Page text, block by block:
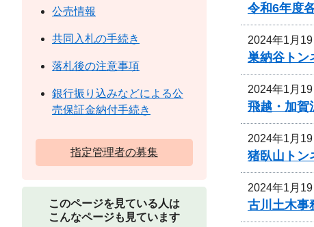
令和6年度
2024年1月
巣納谷トン
2024年1月
飛越・加賀
2024年1月
猪臥山トン
2024年1月
古川土木事
公売情報
共同入札の手続き
落札後の注意事項
銀行振り込みなどによる公
売保証金納付手続き
指定管理者の募集
このページを見ている人は
こんなページも見ています